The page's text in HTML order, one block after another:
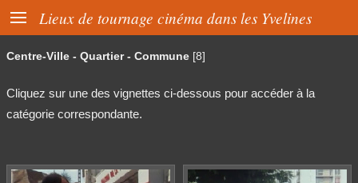
 Lieux de tournage cinéma dans les Yvelines
Centre-Ville - Quartier - Commune [8]
Cliquez sur une des vignettes ci-dessous pour accéder à la
catégorie correspondante.